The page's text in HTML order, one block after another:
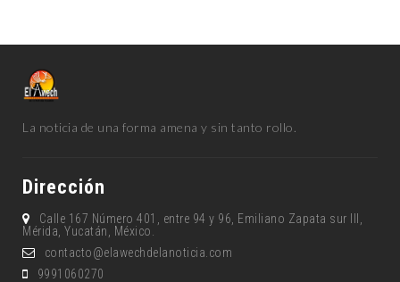
La noticia de una forma amena y sin tanto rollo.
Dirección
Calle 167 Número 401, entre 94 y 96, Emiliano Zapata sur lll,
Mérida, Yucatán, México.
contacto@elawechdelanoticia.com
9991060270